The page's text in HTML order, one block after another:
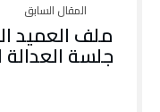
ملف العميد
جلسة العدالة